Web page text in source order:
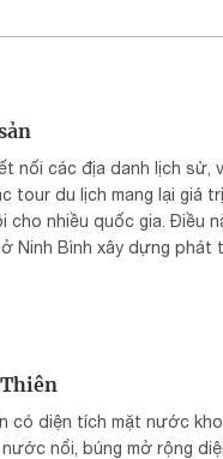
nối các địa danh lịch sử,
tour du lịch mang lại giá trị
cho nhiều quốc gia. Điều
Ninh Bình xây dựng phát
có diện tích mặt nước
nổi, búng mở rộng